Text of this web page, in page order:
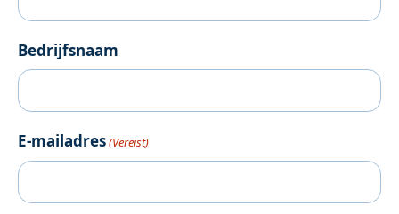
Bedrijfsnaam
E-mailadres(Vereist)